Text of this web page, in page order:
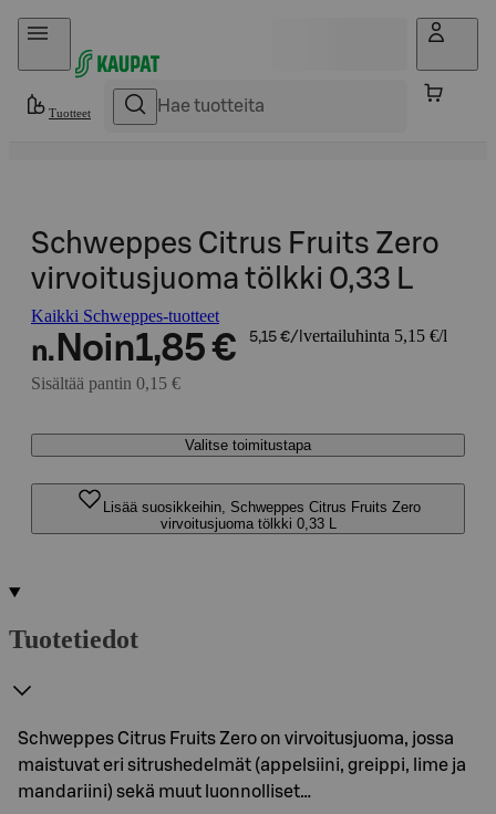
Hyppää sisältöön
Tuotteet
Schweppes Citrus Fruits Zero
virvoitusjuoma tölkki 0,33 L
Kaikki Schweppes-tuotteet
n. Noin1,85 € 5,15 €/l vertailuhinta 5,15 €/l
Sisältää pantin 0,15 €
Valitse toimitustapa
Lisää suosikkeihin, Schweppes Citrus Fruits Zero
virvoitusjuoma tölkki 0,33 L
Tuotetiedot
Schweppes Citrus Fruits Zero on virvoitusjuoma, jossa
maistuvat eri sitrushedelmät (appelsiini, greippi, lime ja
mandariini) sekä muut luonnolliset…